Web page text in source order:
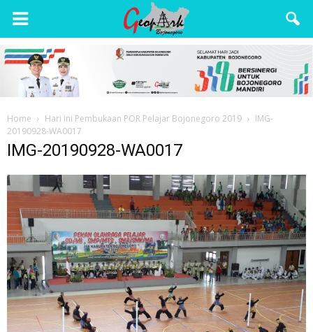
Wisata
Bojonegoro
Home Hari ini Pembukaan POR Pelajar Bojonegoro 2019
IMG-
20190928-WA0017
IMG-20190928-WA0017